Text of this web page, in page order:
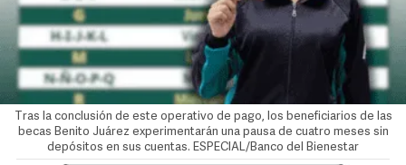
Tras la conclusión de este operativo de pago, los beneficiarios de las
becas Benito Juárez experimentarán una pausa de cuatro meses sin
depósitos en sus cuentas. ESPECIAL/Banco del Bienestar